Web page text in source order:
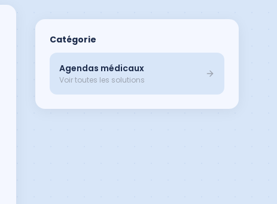
Catégorie
Agendas médicaux
Voir toutes les solutions